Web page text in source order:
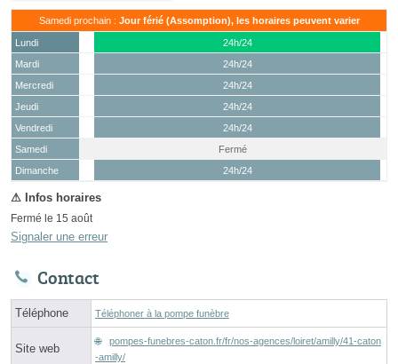
Samedi prochain : Jour férié (Assomption), les horaires peuvent varier
Lundi
24h/24
Mardi
24h/24
Mercredi
24h/24
Jeudi
24h/24
Vendredi
24h/24
Samedi
(15 août)
Fermé
Dimanche
24h/24
Fermé le 15 août
Signaler une erreur
Contact
Téléphone Téléphoner à la pompe funèbre
Site web
pompes-funebres-caton.fr/fr/nos-agences/loiret/amilly/41-caton
-amilly/